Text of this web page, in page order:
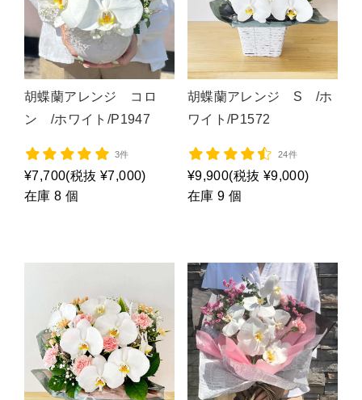
胡蝶蘭アレンジ コロ
ン /ホワイト/P1947
3件
¥7,700(税抜 ¥7,000)
在庫 8 個
胡蝶蘭アレンジ S /ホ
ワイト/P1572
24件
¥9,900(税抜 ¥9,000)
在庫 9 個